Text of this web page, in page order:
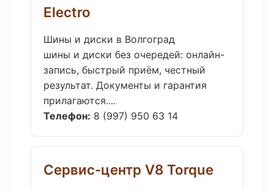
Electro
Шины и диски в Волгоград
шины и диски без очередей: онлайн-
запись, быстрый приём, честный
результат. Документы и гарантия
прилагаются....
Телефон: 8 (997) 950 63 14
Сервис-центр V8 Torque